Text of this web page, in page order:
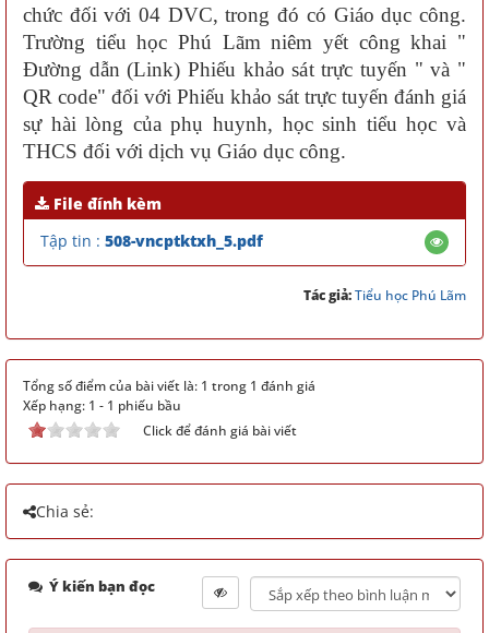
chức đối với 04 DVC, trong đó có Giáo dục công.
Trường tiểu học Phú Lãm niêm yết công khai "
Đường dẫn (Link) Phiếu khảo sát trực tuyến " và "
QR code" đối với Phiếu khảo sát trực tuyến đánh giá
sự hài lòng của phụ huynh, học sinh tiểu học và
THCS đối với dịch vụ Giáo dục công.
File đính kèm
Tập tin : 508-vncptktxh_5.pdf
Tác giả:Tiểu học Phú Lãm
Tổng số điểm của bài viết là: 1 trong 1 đánh giá
Xếp hạng: 1 - 1 phiếu bầu
Click để đánh giá bài viết
Chia sẻ:
Ý kiến bạn đọc